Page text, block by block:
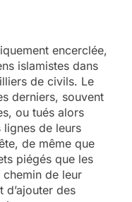
encerclée,
islamistes dans
de civils. Le
derniers, souvent
ou tués alors
lignes de leurs
de même que
piégés que les
de leur
des